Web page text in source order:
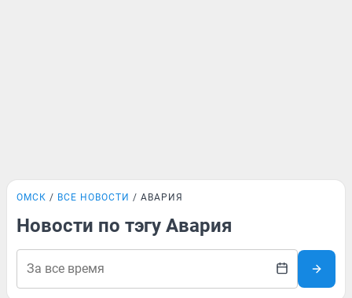
ОМСК ВСЕ НОВОСТИ АВАРИЯ
Новости по тэгу Авария